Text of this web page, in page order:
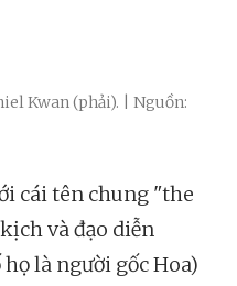
Kwan (phải). | Nguồn:
cái tên chung "the
và đạo diễn
là người gốc Hoa)